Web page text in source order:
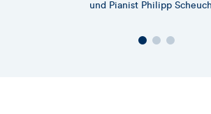
und Pianist Philipp